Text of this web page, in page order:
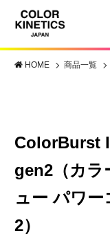
HOME 商品一覧
ColorBurst
gen2（カラ
ュー パワ
2）